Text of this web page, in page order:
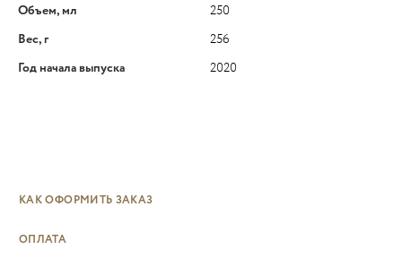
Объем, мл
250
Вес, г
256
Год начала выпуска
2020
КАК ОФОРМИТЬ ЗАКАЗ
ОПЛАТА